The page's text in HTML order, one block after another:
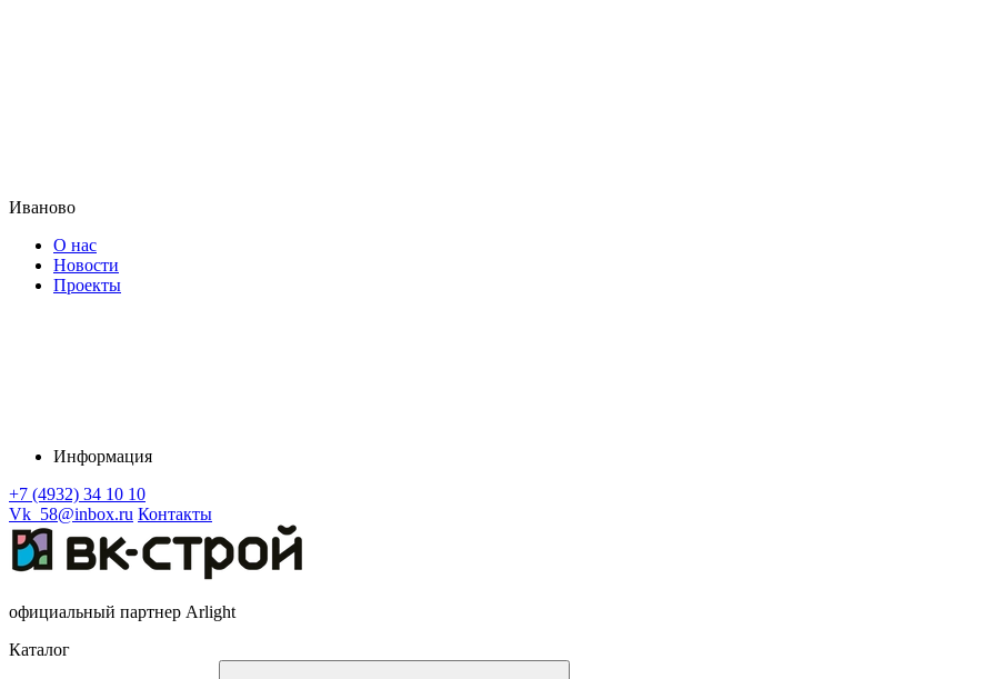
Иваново
О нас
Новости
Проекты
Информация
+7 (4932) 34 10 10
Vk_58@inbox.ru Контакты
официальный партнер Arlight
Каталог